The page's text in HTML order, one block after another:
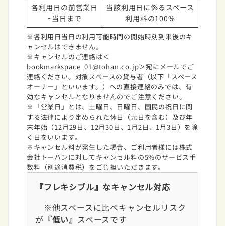
各利用日の前営業日
~当日まで
当該利用日に係るスペース
利用料の100%
※各利用日当日の利用可能時間の開始時刻到来後のキ
ャンセルはできません。
※キャンセルのご連絡は＜
bookmarkspace_01@tohan.co.jp＞宛にメールでご
連絡ください。対象スペースの貸与者（以下「スペース
オーナー」といいます。）への直接連絡のみでは、有
効なキャンセルとなりませんのでご注意ください。
※「営業日」とは、土曜日、日曜日、国民の祝日に関
する法律により定められた休日（元日を含む）及び年
末年始（12月29日、12月30日、1月2日、1月3日）を除
く日をいいます。
※キャンセル料が発生した場合、ご利用者様には株式
会社トーハンに対してキャンセル料の5%のサービス手
数料（別途消費税）をご負担いただきます。
『フレキシブル』なキャンセル対応
※他スペースに比べキャンセルリスク
が 『低い』 スペースです